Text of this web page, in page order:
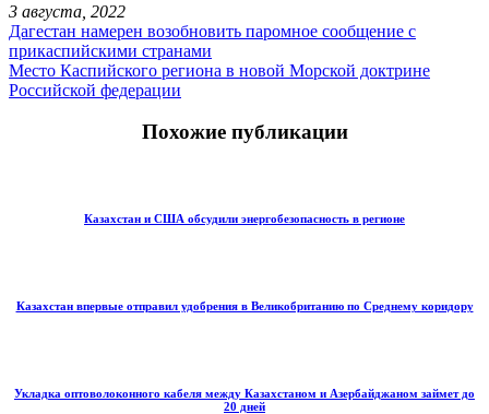
3 августа, 2022
Дагестан намерен возобновить паромное сообщение с
прикаспийскими странами
Место Каспийского региона в новой Морской доктрине
Российской федерации
Похожие публикации
Казахстан и США обсудили энергобезопасность в регионе
Казахстан впервые отправил удобрения в Великобританию по Среднему коридору
Укладка оптоволоконного кабеля между Казахстаном и Азербайджаном займет до
20 дней